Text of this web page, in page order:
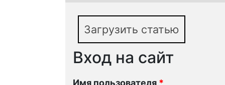
Загрузить статью
Вход на сайт
Имя пользователя *